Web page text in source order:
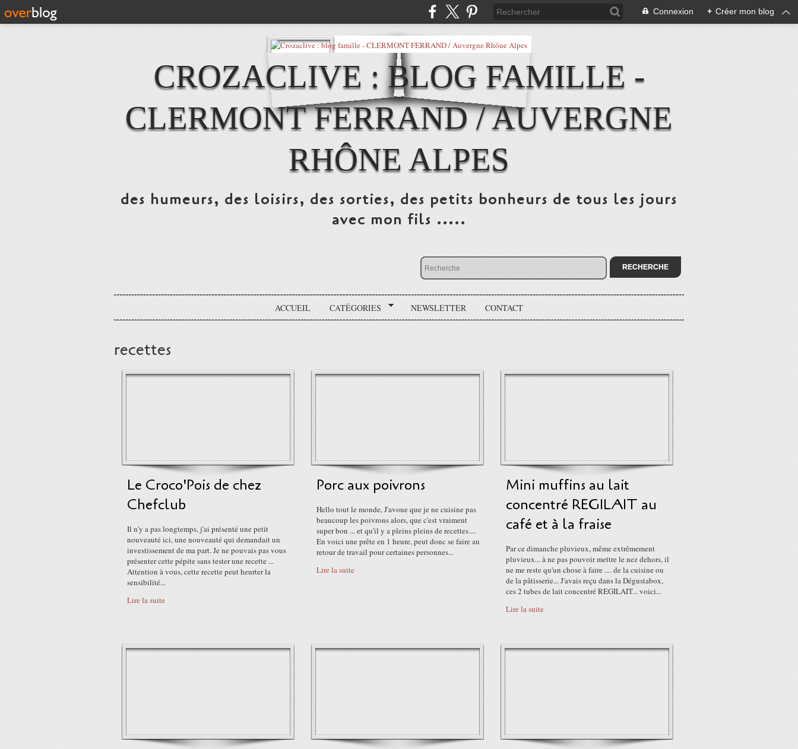
Connexion + Créer mon blog
CROZACLIVE : BLOG FAMILLE -
CLERMONT FERRAND / AUVERGNE
RHÔNE ALPES
des humeurs, des loisirs, des sorties, des petits bonheurs de tous les jours
avec mon fils .....
ACCUEIL CATÉGORIES NEWSLETTER CONTACT
recettes
Le Croco'Pois de chez
Chefclub
Il n'y a pas longtemps, j'ai présenté une petit
nouveauté ici, une nouveauté qui demandait un
investissement de ma part. Je ne pouvais pas vous
présenter cette pépite sans tester une recette ...
Attention à vous, cette recette peut heurter la
sensibilité...
Lire la suite
Porc aux poivrons
Hello tout le monde, J'avoue que je ne cuisine pas
beaucoup les poivrons alors, que c'est vraiment
super bon ... et qu'il y a pleins pleins de recettes....
En voici une prête en 1 heure, peut donc se faire au
retour de travail pour certaines personnes...
Lire la suite
Mini muffins au lait
concentré REGILAIT au
café et à la fraise
Par ce dimanche pluvieux, même extrêmement
pluvieux... à ne pas pouvoir mettre le nez dehors, il
ne me reste qu'un chose à faire .... de la cuisine ou
de la pâtisserie... J'avais reçu dans la Dégustabox,
ces 2 tubes de lait concentré REGILAIT... voici...
Lire la suite